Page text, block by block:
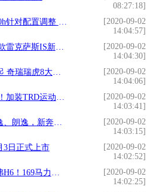
08:27:18]
调整 售价保持不变
[2020-09-02
14:04:57]
萨斯IS新车图解
[2020-09-02
14:04:30]
8大六座车型上市
[2020-09-02
14:04:06]
，搭1.5L混动，配置更丰富
[2020-09-02
14:03:41]
即将登场，有望10万起
[2020-09-02
14:03:15]
3日正式上市
[2020-09-02
14:02:52]
力配1.5T+双离合
[2020-09-02
14:02:25]